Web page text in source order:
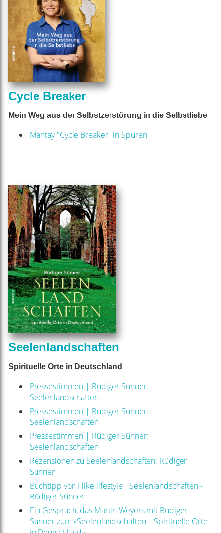
Cycle Breaker
Mein Weg aus der Selbstzerstörung in die Selbstliebe
Mantay "Cycle Breaker" in Spuren
Seelenlandschaften
Spirituelle Orte in Deutschland
Pressestimmen | Rüdiger Sünner:
Seelenlandschaften
Pressestimmen | Rüdiger Sünner:
Seelenlandschaften
Pressestimmen | Rüdiger Sünner:
Seelenlandschaften
Rezensionen zu Seelenlandschaften: Rüdiger
Sünner
Buchtipp von I like lifestyle |Seelenlandschaften -
Rüdiger Sünner
Ein Gespräch, das Martin Weyers mit Rüdiger
Sünner zum »Seelenlandschaften – Spirituelle Orte